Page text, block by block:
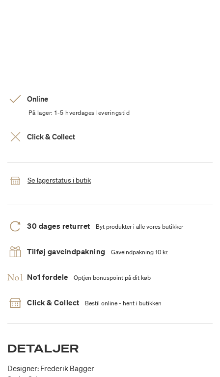
Online
På lager: 1-5 hverdages leveringstid
Click & Collect
Se lagerstatus i butik
30 dages returret Byt produkter i alle vores butikker
Tilføj gaveindpakning Gaveindpakning 10 kr.
No1 fordele Optjen bonuspoint på dit køb
Click & Collect Bestil online - hent i butikken
DETALJER
Designer: Frederik Bagger